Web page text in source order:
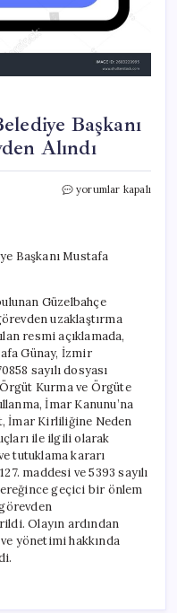
Başkanı
Alındı
Tutuklu
Mustafa
Günay
Alındı
için
yorumlar kapalı
Güzelbahçe
uzaklaştırma
resmi açıklamada,
Günay, İzmir
sayılı dosyası
Örgüt Kurma ve Örgüte
İmar Kanunu’na
İmar Kirliliğine Neden
ile ilgili olarak
tutuklama kararı
maddesi ve 5393 sayılı
geçici bir önlem
Olayın ardından
yönetimi hakkında